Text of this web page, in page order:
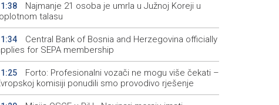
Najmanje 21 osoba je umrla u Južnoj Koreji u
talasu
Central Bank of Bosnia and Herzegovina officially
for SEPA membership
Forto: Profesionalni vozači ne mogu više čekati –
komisiji ponudili smo provodivo rješenje